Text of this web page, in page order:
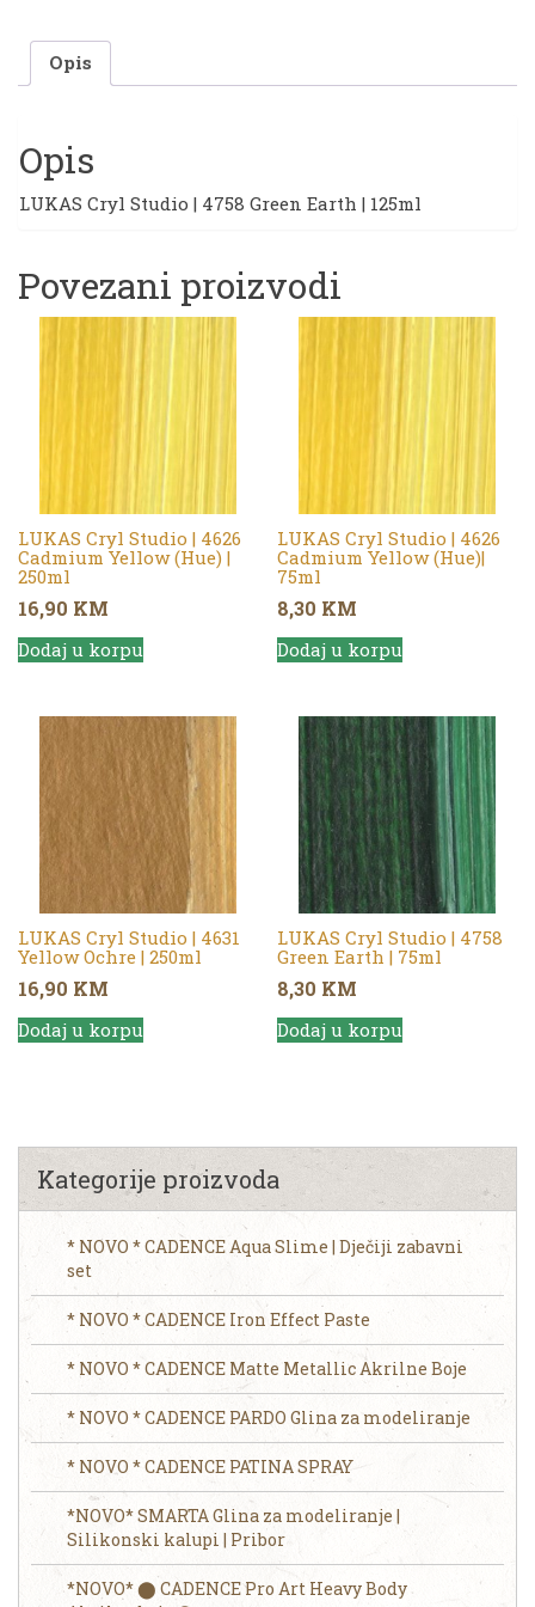
125ml
količina
Opis
Opis
LUKAS Cryl Studio | 4758 Green Earth | 125ml
Povezani proizvodi
LUKAS Cryl Studio | 4626
Cadmium Yellow (Hue) |
250ml
16,90 KM
Dodaj u korpu
LUKAS Cryl Studio | 4626
Cadmium Yellow (Hue)|
75ml
8,30 KM
Dodaj u korpu
LUKAS Cryl Studio | 4631
Yellow Ochre | 250ml
16,90 KM
Dodaj u korpu
LUKAS Cryl Studio | 4758
Green Earth | 75ml
8,30 KM
Dodaj u korpu
Kategorije proizvoda
* NOVO * CADENCE Aqua Slime | Dječiji zabavni
set
* NOVO * CADENCE Iron Effect Paste
* NOVO * CADENCE Matte Metallic Akrilne Boje
* NOVO * CADENCE PARDO Glina za modeliranje
* NOVO * CADENCE PATINA SPRAY
*NOVO* SMARTA Glina za modeliranje |
Silikonski kalupi | Pribor
*NOVO* ⬤ CADENCE Pro Art Heavy Body